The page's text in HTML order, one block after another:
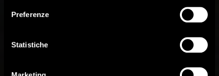
Preferenze
Statistiche
International chiede agli Usa di
fermare i trasferimenti di armi